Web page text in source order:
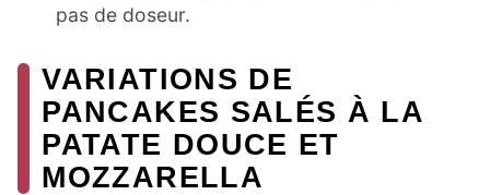
pas de doseur.
VARIATIONS DE
PANCAKES SALÉS À LA
PATATE DOUCE ET
MOZZARELLA